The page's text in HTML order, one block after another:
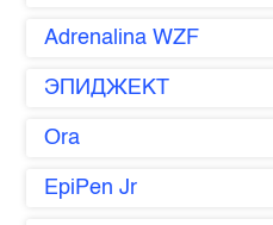
Adrenalina WZF
ЭПИДЖЕКТ
Ora
EpiPen Jr